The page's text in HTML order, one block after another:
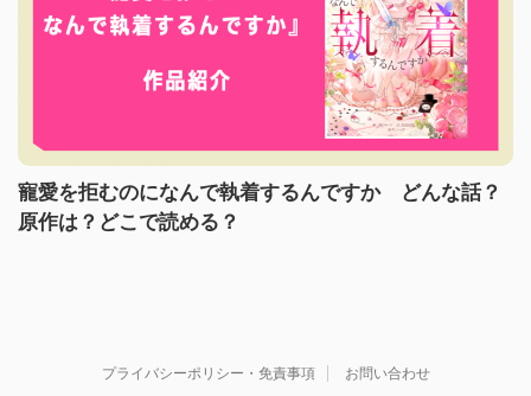
寵愛を拒むのになんで執着するんですか どんな話？
原作は？どこで読める？
プライバシーポリシー・免責事項 お問い合わせ